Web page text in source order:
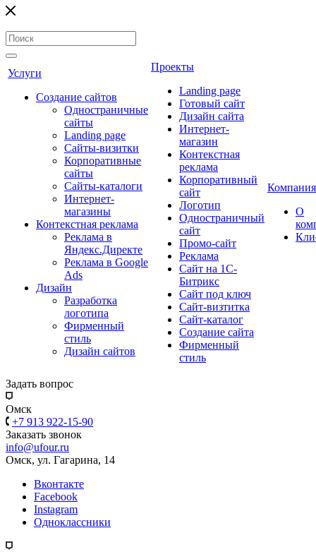
Услуги
Создание сайтов
Одностраничные
сайты
Landing page
Сайты-визитки
Корпоративные
сайты
Сайты-каталоги
Интернет-
магазины
Контекстная реклама
Реклама в
Яндекс.Директе
Реклама в Google
Ads
Дизайн
Разработка
логотипа
Фирменный
стиль
Дизайн сайтов
Проекты
Landing page
Готовый сайт
Дизайн сайта
Интернет-
магазин
Контекстная
реклама
Корпоративный
сайт
Логотип
Одностраничный
сайт
Промо-сайт
Реклама
Сайт на 1С-
Битрикс
Сайт под ключ
Сайт-визтитка
Сайт-каталог
Создание сайта
Фирменный
стиль
Компания
О
Задать вопрос
Омск
+7 913 922-15-90
Заказать звонок
info@ufour.ru
Омск, ул. Гагарина, 14
Вконтакте
Facebook
Instagram
Одноклассники